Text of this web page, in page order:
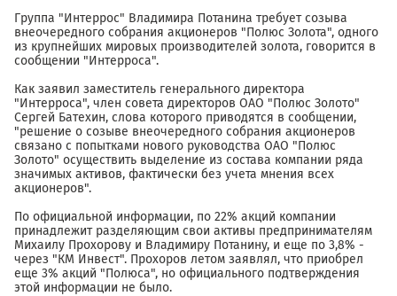
Группа "Интеррос" Владимира Потанина требует созыва
внеочередного собрания акционеров "Полюс Золота", одного
из крупнейших мировых производителей золота, говорится в
сообщении "Интерроса".
Как заявил заместитель генерального директора
"Интерроса", член совета директоров ОАО "Полюс Золото"
Сергей Батехин, слова которого приводятся в сообщении,
"решение о созыве внеочередного собрания акционеров
связано с попытками нового руководства ОАО "Полюс
Золото" осуществить выделение из состава компании ряда
значимых активов, фактически без учета мнения всех
акционеров".
По официальной информации, по 22% акций компании
принадлежит разделяющим свои активы предпринимателям
Михаилу Прохорову и Владимиру Потанину, и еще по 3,8% -
через "КМ Инвест". Прохоров летом заявлял, что приобрел
еще 3% акций "Полюса", но официального подтверждения
этой информации не было.